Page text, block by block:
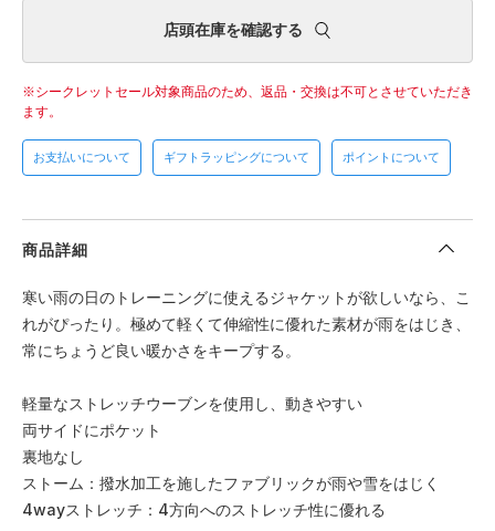
店頭在庫を確認する
シークレットセール対象商品のため、返品・交換は不可とさせていただき
ます。
お支払いについて ギフトラッピングについて ポイントについて
商品詳細
寒い雨の日のトレーニングに使えるジャケットが欲しいなら、こ
れがぴったり。極めて軽くて伸縮性に優れた素材が雨をはじき、
常にちょうど良い暖かさをキープする。
軽量なストレッチウーブンを使用し、動きやすい
両サイドにポケット
裏地なし
ストーム：撥水加工を施したファブリックが雨や雪をはじく
4wayストレッチ：4方向へのストレッチ性に優れる